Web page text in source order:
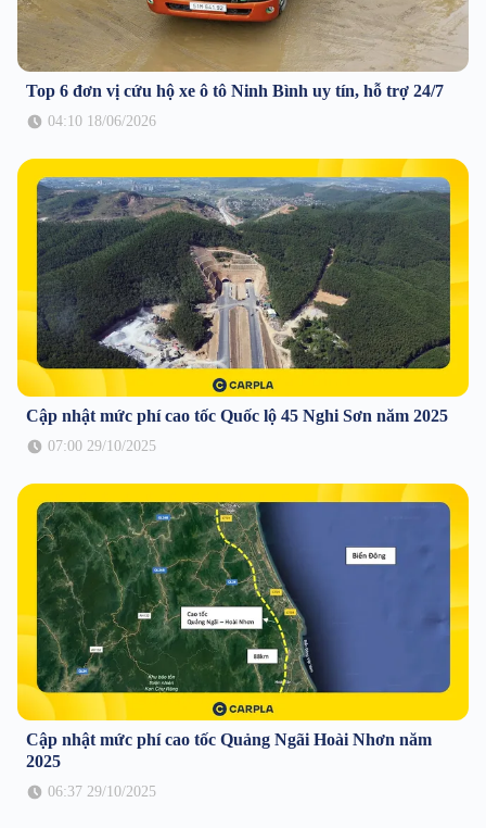
Top 6 đơn vị cứu hộ xe ô tô Ninh Bình uy tín, hỗ trợ 24/7
04:10 18/06/2026
Cập nhật mức phí cao tốc Quốc lộ 45 Nghi Sơn năm 2025
07:00 29/10/2025
Cập nhật mức phí cao tốc Quảng Ngãi Hoài Nhơn năm
2025
06:37 29/10/2025